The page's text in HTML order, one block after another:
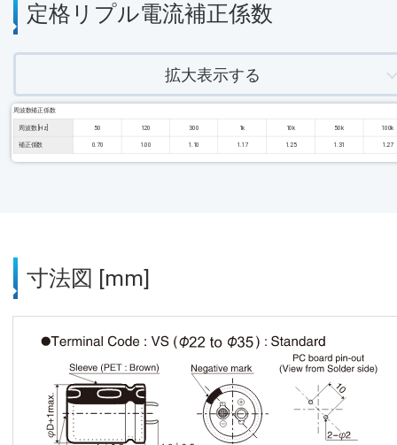
定格リプル電流補正係数
拡大表示する
周波数補正係数
周波数 [Hz] 50 120 300 1k 10k 50k 100k
補正係数 0.70 1.00 1.10 1.17 1.25 1.31 1.27
寸法図 [mm]